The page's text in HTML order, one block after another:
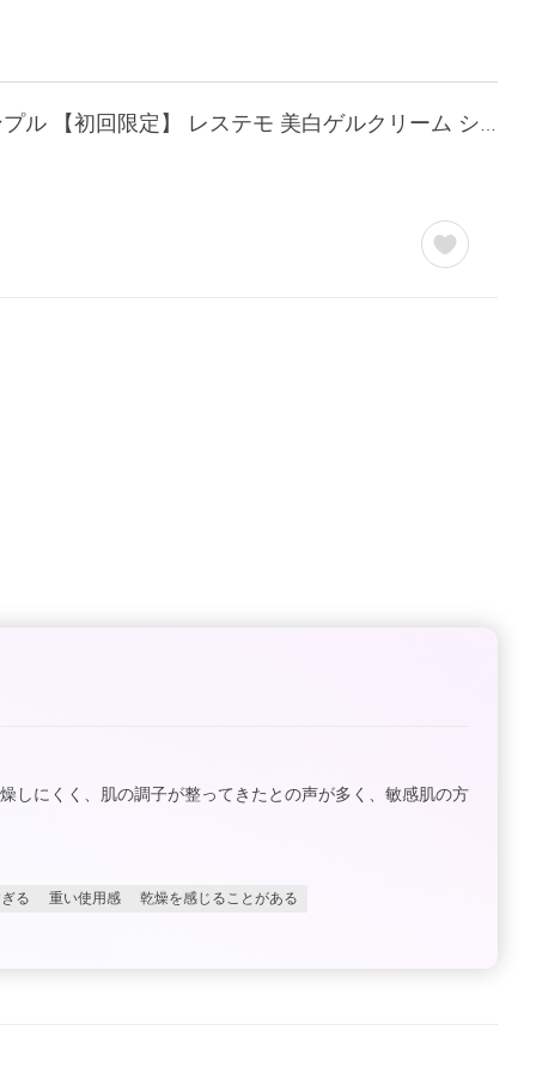
しにくく、肌の調子が整ってきたとの声が多く、敏感肌の方
る 重い使用感
乾燥を感じることがある